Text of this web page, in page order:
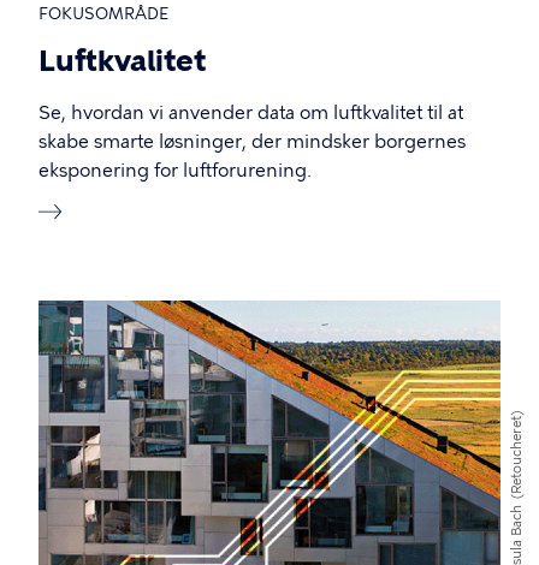
FOKUSOMRÅDE
Luftkvalitet
Se, hvordan vi anvender data om luftkvalitet til at
skabe smarte løsninger, der mindsker borgernes
eksponering for luftforurening.
Ursula Bach
(Retoucheret)